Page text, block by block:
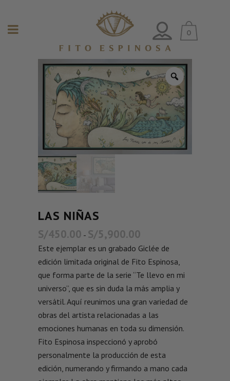
0
LAS NIÑAS
S/450.00 - S/5,900.00
Este ejemplar es un grabado Giclée de
edición limitada original de Fito Espinosa,
que forma parte de la serie “Te llevo en mi
universo”, que es sin duda la más amplia y
versátil. Aquí reunimos una gran variedad de
obras del artista relacionadas a las
emociones humanas en toda su dimensión.
Fito Espinosa inspeccionó y aprobó
personalmente la producción de esta
edición, numerando y firmando a mano cada